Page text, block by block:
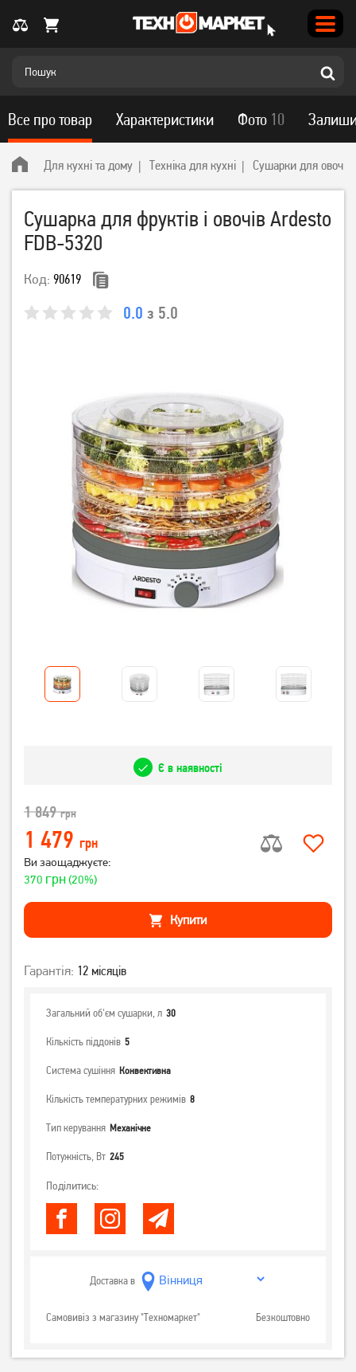
Для кухні та дому Техніка для кухні Сушарки для овочів
Сушарка для фруктів і овочів Ardesto
FDB-5320
Код: 90619
0.0 з 5.0
Все про товар Характеристики Фото 10
Є в наявності
1 849грн
1 479 грн
Ви заощаджуєте:
370 грн(20%)
Купити
Гарантія: 12 місяців
Загальний об'єм сушарки, л 30
Кількість піддонів 5
Система сушіння Конвективна
Кількість температурних режимів 8
Тип керування Механічне
Потужність, Вт 245
Поділитись:
Доставка в
Самовивіз з магазину "Техномаркет" Безкоштовно